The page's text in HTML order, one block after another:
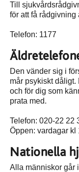
Till
för att få rådgivning
Telefon: 1177
Den vänder sig i
mår psykiskt dåligt.
och för dig som
prata med.
Telefon: 020-22 22
Öppen: vardagar kl
Nationella
Alla människor går